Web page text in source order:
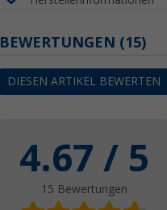
BEWERTUNGEN (15)
DIESEN ARTIKEL BEWERTEN
4.67 / 5
15 Bewertungen